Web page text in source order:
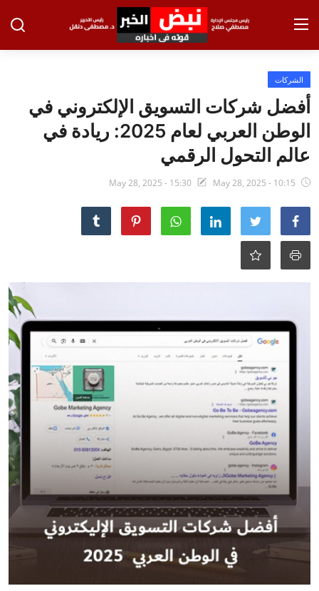
تسجيل الدخول
الرئيسية
الاخبار
الاقتصاد
الحوادث
التعليم
تكنولوجيا وإتصالات
الرياضة
المحافظات
المجتمع والمنوعات
أراء و مقالات
فيديوهات
الشركات
أفضل شركات التسويق الإلكتروني في
الوطن العربي لعام 2025: ريادة في
عالم التحول الرقمي
May 28, 2025 - 10:15
May 28, 2025 - 15:30